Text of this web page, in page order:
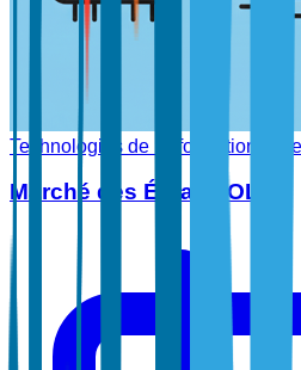
Technologies de l'information et
Marché des Écrans OLED